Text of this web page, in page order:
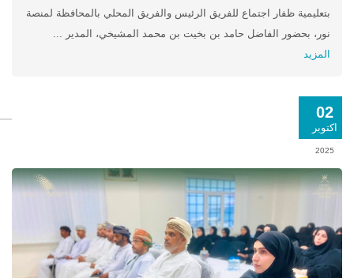
بتعليمية ظفار اجتماع للفريق الرئيس والفريق المحلي بالمحافظة لمنصة
نور، بحضور الفاضل حامد بن بخيت بن محمد المشيخي، المدير ...
المزيد
02
اكتوبر
2025